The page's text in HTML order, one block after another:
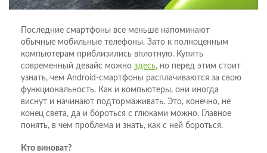
Последние смартфоны все меньше напоминают
обычные мобильные телефоны. Зато к полноценным
компьютерам приблизились вплотную. Купить
современный девайс можно здесь, но перед этим стоит
узнать, чем Android-смартфоны расплачиваются за свою
функциональность. Как и компьютеры, они иногда
виснут и начинают подтормаживать. Это, конечно, не
конец света, да и бороться с глюками можно. Главное
понять, в чем проблема и знать, как с ней бороться.
Кто виноват?